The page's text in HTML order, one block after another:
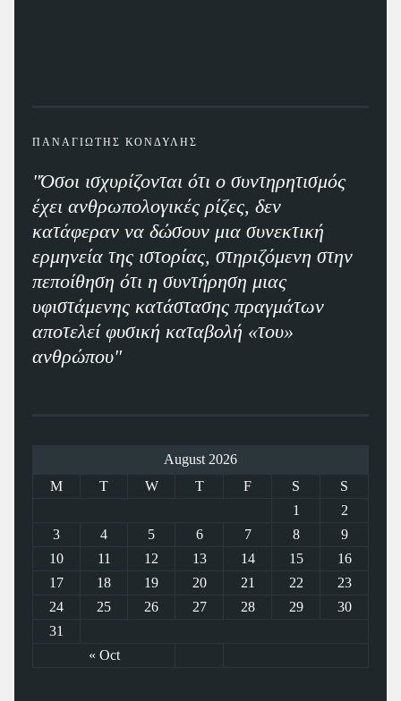
ΠΑΝΑΓΙΩΤΗΣ ΚΟΝΔΥΛΗΣ
"Όσοι ισχυρίζονται ότι ο συντηρητισμός
έχει ανθρωπολογικές ρίζες, δεν
κατάφεραν να δώσουν μια συνεκτική
ερμηνεία της ιστορίας, στηριζόμενη στην
πεποίθηση ότι η συντήρηση μιας
υφιστάμενης κατάστασης πραγμάτων
αποτελεί φυσική καταβολή «του»
ανθρώπου"
August 2026
M
T W T F S S
« Oct
1
2
3
4 5 6 7 8
9
10
11 12 13 14 15
16
17
18 19 20 21 22
23
24
25 26 27 28 29
30
31